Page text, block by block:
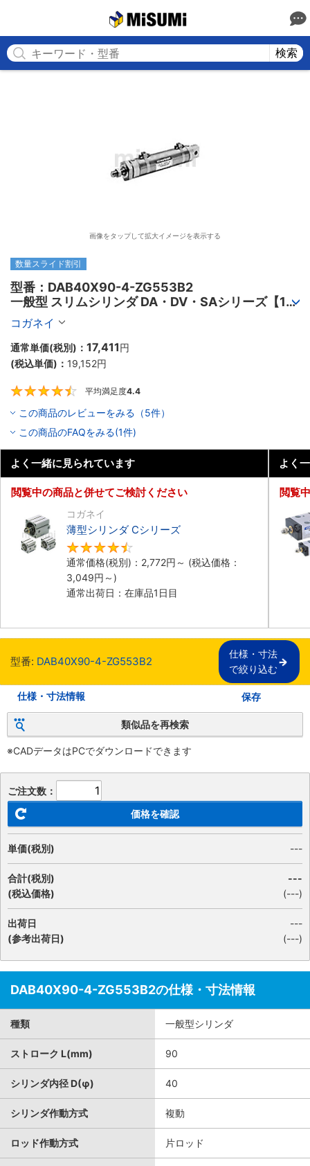
検索
画像をタップして拡大イメージを表示する
数量スライド割引
型番：DAB40X90-4-ZG553B2
一般型 スリムシリンダ DA・DV・SAシリーズ【1～
10個入り】
コガネイ
通常単価(税別)： 17,411円
(税込単価)： 19,152円
平均満足度4.4
この商品のレビューをみる（5件）
この商品のFAQをみる(1件)
よく一緒に見られています
閲覧中の商品と併せてご検討ください
コガネイ
薄型シリンダ Cシリーズ
通常価格(税別)： 2,772円 ～ (税込価格：
3,049円 ～)
通常出荷日：在庫品1日目
よく
閲覧
型番: DAB40X90-4-ZG553B2
仕様・寸法
で絞り込む
仕様・寸法情報 保存
類似品を再検索
※CADデータはPCでダウンロードできます
ご注文数：
価格を確認
単価(税別) ---
合計(税別)
(税込価格)
---
(---)
出荷日
(参考出荷日)
---
(---)
DAB40X90-4-ZG553B2の仕様・寸法情報
種類 一般型シリンダ
ストローク L(mm) 90
シリンダ内径 D(φ) 40
シリンダ作動方式 複動
ロッド作動方式 片ロッド